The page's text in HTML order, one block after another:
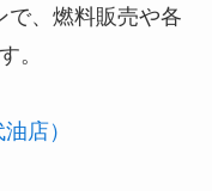
で、燃料販売や各
。
店）